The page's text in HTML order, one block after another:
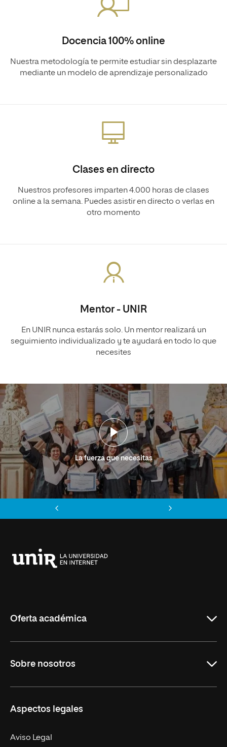
Docencia 100% online
Nuestra metodología te permite estudiar sin desplazarte
mediante un modelo de aprendizaje personalizado
Clases en directo
Nuestros profesores imparten 4.000 horas de clases
online a la semana. Puedes asistir en directo o verlas en
otro momento
Mentor - UNIR
En UNIR nunca estarás solo. Un mentor realizará un
seguimiento individualizado y te ayudará en todo lo que
necesites
La fuerza que necesitas
Oferta académica
Másteres Oficiales
Doctorados
Experto Universitario
Sobre nosotros
Facultades
Nuestro Equipo
Aspectos legales
Aviso Legal